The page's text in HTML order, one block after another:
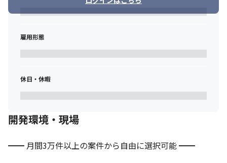
⭐電子契約サービス「Digital Sign」
└ 要件定義、設計、開発、運用保守、テスト設計・実施など、一
連の経験を積めます
└ 2025年度にAIソリューション事業を設立
└ LLM開発、バイブコーディング技術に触れる機会が豊富
⭐グループの“テックハブ”だからこそ得られる開発チャンス
└ 新電力サービスのユーザー管理画面開発
└ 挑戦機会はますます増加予定
雇用形態
休日・休暇
開発環境・現場
━━ 月間3万件以上の案件から自由に選択可能 ━━